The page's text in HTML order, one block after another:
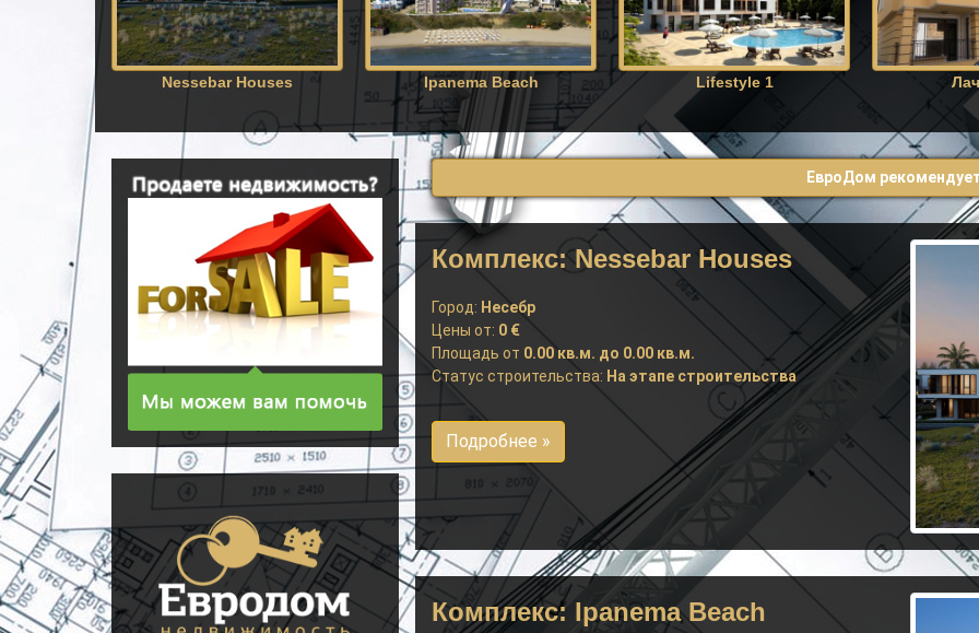
Nessebar Houses Ipanema Beach Lifestyle 1
ЕвроДом
Комплекс: Nessebar Houses
Город: Несебр
Цены от: 0 €
Площадь от 0.00 кв.м. до 0.00 кв.м.
Статус строительства: На этапе строительства
Подробнее »
Комплекс: Ipanema Beach